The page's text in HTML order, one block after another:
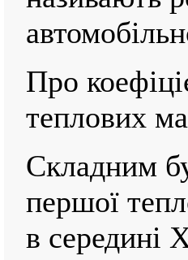
Про
теплових
Складним
першої
в середині